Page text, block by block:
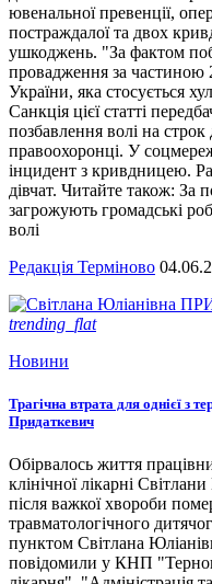
ювенальної превенції,
постраждалої та двох
ушкоджень. "За фактом
провадження за частиною
України, яка стосується
Санкція цієї статті
позбавлення волі на
правоохоронці. У
інцидент з кривдницею.
дівчат. Читайте також: За
загрожують громадські
волі
Редакція Терміново
trending_flat
Новини
Трагічна втрата для однієї з
Придаткевич
Обірвалось життя
клінічної лікарні
після важкої хвороби
травматологічного
пунктом Світлана
повідомили у КНП